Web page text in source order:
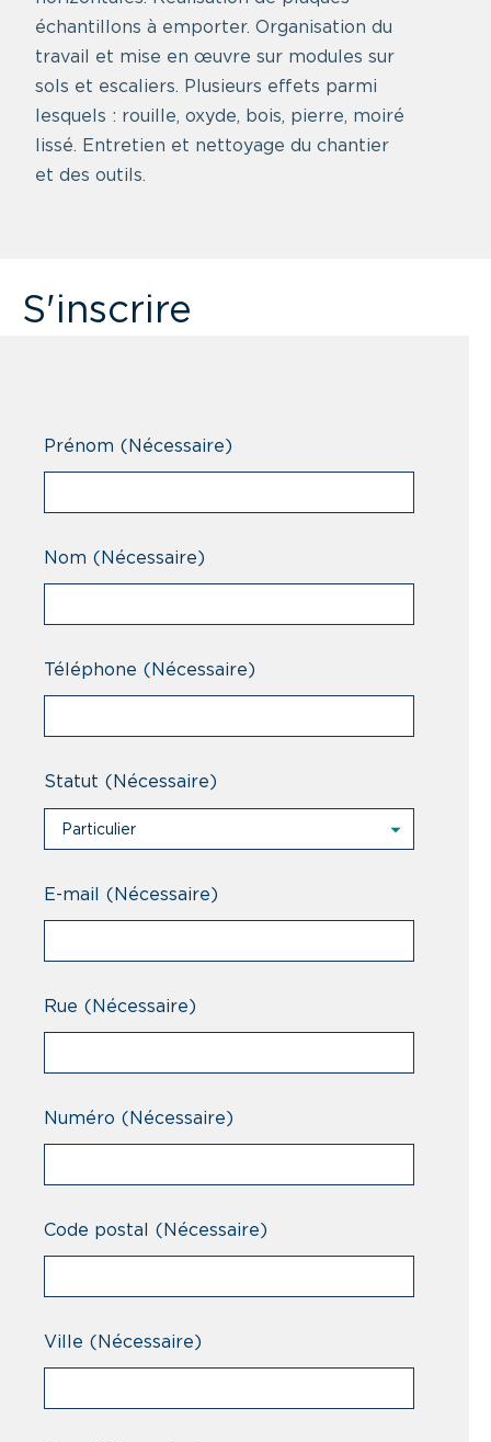
échantillons à emporter. Organisation du
travail et mise en œuvre sur modules sur
sols et escaliers. Plusieurs effets parmi
lesquels : rouille, oxyde, bois, pierre, moiré
lissé. Entretien et nettoyage du chantier
et des outils.
S'inscrire
Prénom (Nécessaire)
Nom (Nécessaire)
Téléphone (Nécessaire)
Statut (Nécessaire)
Particulier
Professionnel
E-mail (Nécessaire)
Rue (Nécessaire)
Numéro (Nécessaire)
Code postal (Nécessaire)
Ville (Nécessaire)